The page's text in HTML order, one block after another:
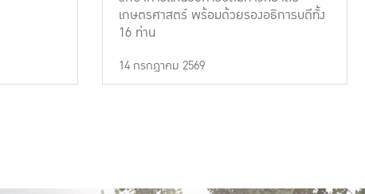
เกษตรศาสตร์ พร้อมด้วยรองอธิการบดีทั้ง
16 ท่าน
14 กรกฎาคม 2569